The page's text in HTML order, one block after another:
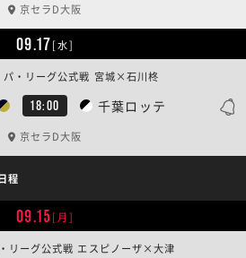
京セラD大阪
09.17[水]
18:00 千葉ロッテ
リーグ公式戦 宮城×石川柊
京セラD大阪
程
09.15[月]
ーグ公式戦 エスピノーザ×大津